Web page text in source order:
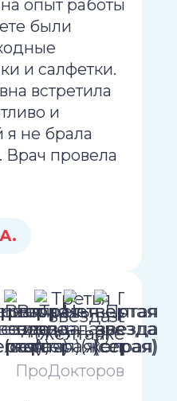
опыт работы
были
и салфетки.
встретила
и
я не брала
Врач провела
она
с
кровь,
сказала
ПроДокторов